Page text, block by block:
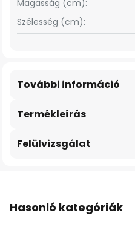
Szélesség (cm):
Magasság (cm):
Termékleírás
További információ
Felülvizsgálat
Hasonló kategóriák